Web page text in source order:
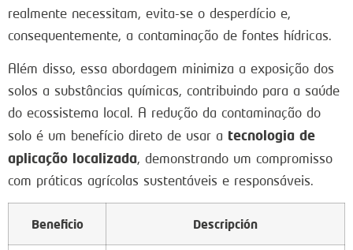
realmente necessitam, evita-se o desperdício e,
consequentemente, a contaminação de fontes hídricas.
Além disso, essa abordagem minimiza a exposição dos
solos a substâncias químicas, contribuindo para a saúde
do ecossistema local. A redução da contaminação do
solo é um benefício direto de usar a tecnologia de
aplicação localizada, demonstrando um compromisso
com práticas agrícolas sustentáveis e responsáveis.
Beneficio Descripción